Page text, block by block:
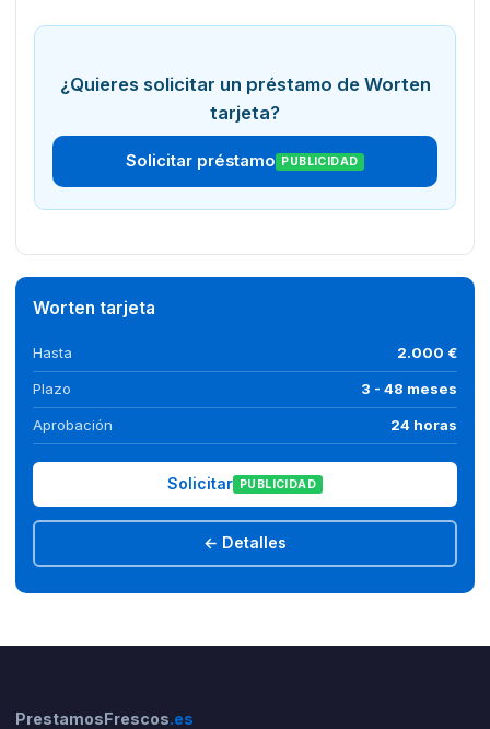
¿Quieres solicitar un préstamo de Worten
tarjeta?
Solicitar préstamo PUBLICIDAD
Worten tarjeta
Hasta 2.000 €
Plazo 3 - 48 meses
Aprobación 24 horas
Solicitar PUBLICIDAD
← Detalles
PrestamosFrescos.es